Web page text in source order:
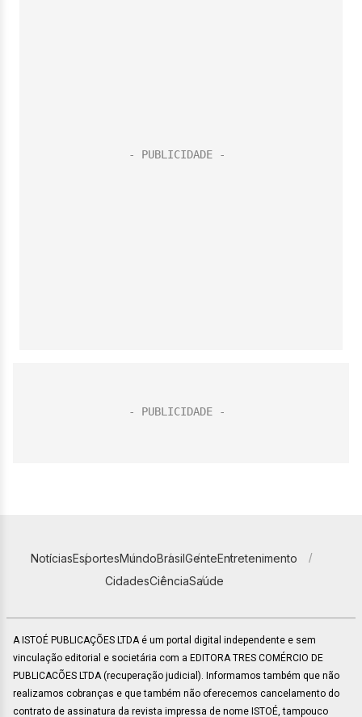
NotíciasEsportesMundoBrasilGenteEntretenimento
CidadesCiênciaSaúde
A ISTOÉ PUBLICAÇÕES LTDA é um portal digital independente e sem
vinculação editorial e societária com a EDITORA TRES COMÉRCIO DE
PUBLICACÕES LTDA (recuperação judicial). Informamos também que não
realizamos cobranças e que também não oferecemos cancelamento do
contrato de assinatura da revista impressa de nome ISTOÉ, tampouco